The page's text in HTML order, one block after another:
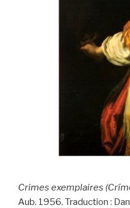
Crimes exemplaires
Aub. 1956. Traduction :